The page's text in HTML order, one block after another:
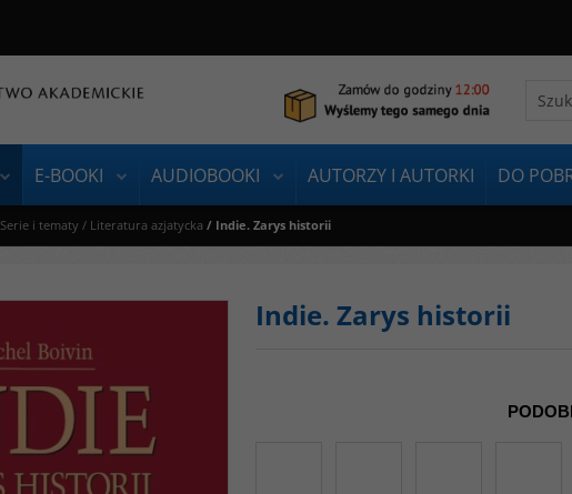
E-BOOKI AUDIOBOOKI AUTORZY I AUTORKI DO
Serie i tematy / Literatura azjatycka / Indie. Zarys historii
Indie. Zarys historii